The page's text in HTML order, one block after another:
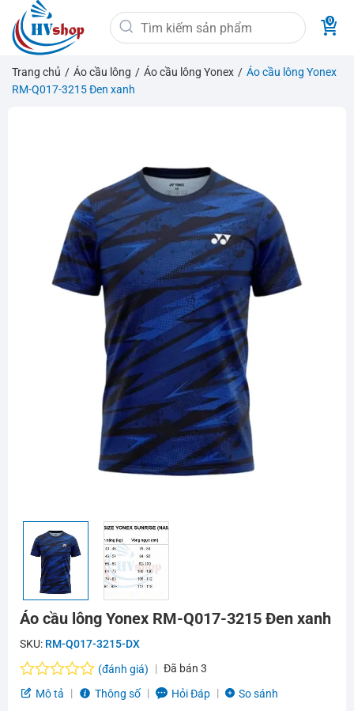
qua
nội
dung
Tìm
kiếm:
Trang chủ / Áo cầu lông / Áo cầu lông Yonex / Áo cầu lông Yonex
RM-Q017-3215 Đen xanh
Áo cầu lông Yonex RM-Q017-3215 Đen xanh
SKU: RM-Q017-3215-DX
Được
(đánh giá) Đã bán 3
Mô tả
Thông số Hỏi Đáp So sánh